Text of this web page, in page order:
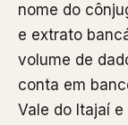
nome do
e extrato
volume de
conta em
Vale do Itajaí